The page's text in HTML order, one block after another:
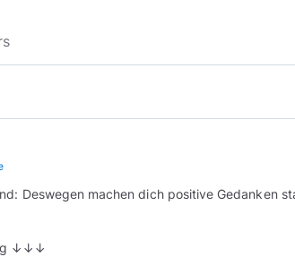
Deswegen machen dich positive Gedanken
↓↓↓